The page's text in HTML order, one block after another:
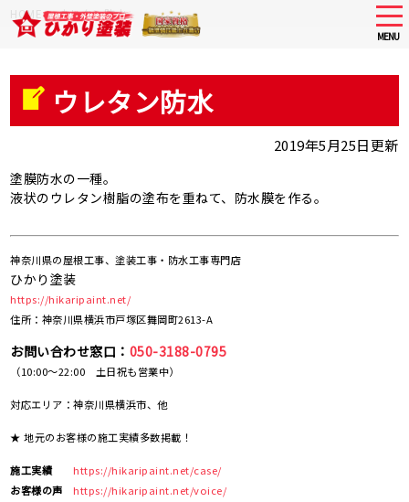
Skip
to
MENU
HOME >ウレタン防水
ウレタン防水
2019年5月25日更新
塗膜防水の一種。
液状のウレタン樹脂の塗布を重ねて、防水膜を作る。
神奈川県の屋根工事、塗装工事・防水工事専門店
ひかり塗装
https://hikaripaint.net/
住所：神奈川県横浜市戸塚区舞岡町2613-A
お問い合わせ窓口： 050-3188-0795
（10:00～22:00 土日祝も営業中）
対応エリア：神奈川県横浜市、他
★ 地元のお客様の施工実績多数掲載！
施工実績
https://hikaripaint.net/case/
お客様の声
https://hikaripaint.net/voice/